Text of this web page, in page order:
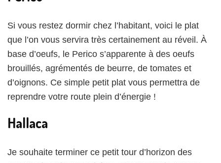
Si vous restez dormir chez l’habitant, voici le plat
que l’on vous servira très certainement au réveil. À
base d’oeufs, le Perico s’apparente à des oeufs
brouillés, agrémentés de beurre, de tomates et
d’oignons. Ce simple petit plat vous permettra de
reprendre votre route plein d’énergie !
Hallaca
Je souhaite terminer ce petit tour d’horizon des